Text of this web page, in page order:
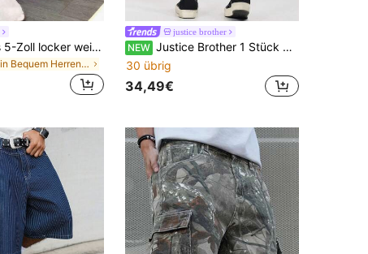
Denim Shorts 5-Zoll locker weit geschnitten mit rohem Saum, mittellange Sommer-Shorts, Y2K Streetwear lässig, vielseitige modische Denim-Hose im Vintage-Look
in Bequem Herren Jeansshorts
justice brother
NEW Justice Brother 1 Stück Herren-Jeans-Shorts im amerikanischen Streetstyle, mittellang, mit Distressed-Patchwork und Stickerei, modische vielseitige lässige Shorts mit weitem Bein für Frühling/Sommer (Gürtel/Accessoires nicht enthalten)
30 übrig
34,49€